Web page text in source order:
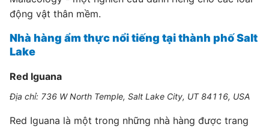
động vật thân mềm.
Nhà hàng ẩm thực nổi tiếng tại thành phố Salt
Lake
Red Iguana
Địa chỉ: 736 W North Temple, Salt Lake City, UT 84116, USA
Red Iguana là một trong những nhà hàng được trang